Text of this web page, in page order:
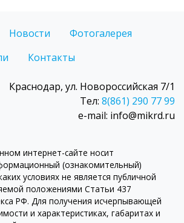
Новости
Фотогалерея
Контакты
Краснодар, ул. Новороссийская 7/1
Тел: 8(861) 290 77 99
e-mail: info@mikrd.ru
интернет-сайте носит
(ознакомительный)
условиях не является публичной
положениями Статьи 437
РФ. Для получения исчерпывающей
и характеристиках, габаритах и